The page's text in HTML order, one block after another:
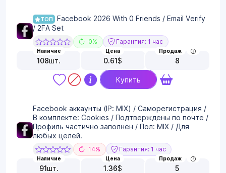
ТОП
Facebook 2026 With 0 Friends / Email Verify
/ 2FA Set
0% Гарантия: 1 час
Наличие
108шт.
Цена
0.61$
Продаж
8
Купить
Facebook аккаунты (IP: MIX) / Саморегистрация /
В комплекте: Cookies / Подтверждены по почте /
Профиль частично заполнен / Пол: MIX / Для
любых целей.
14% Гарантия: 1 час
Наличие
91шт.
Цена
1.36$
Продаж
5